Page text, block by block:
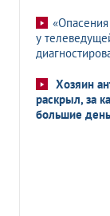
у
Хозяин
раскрыл, за
большие